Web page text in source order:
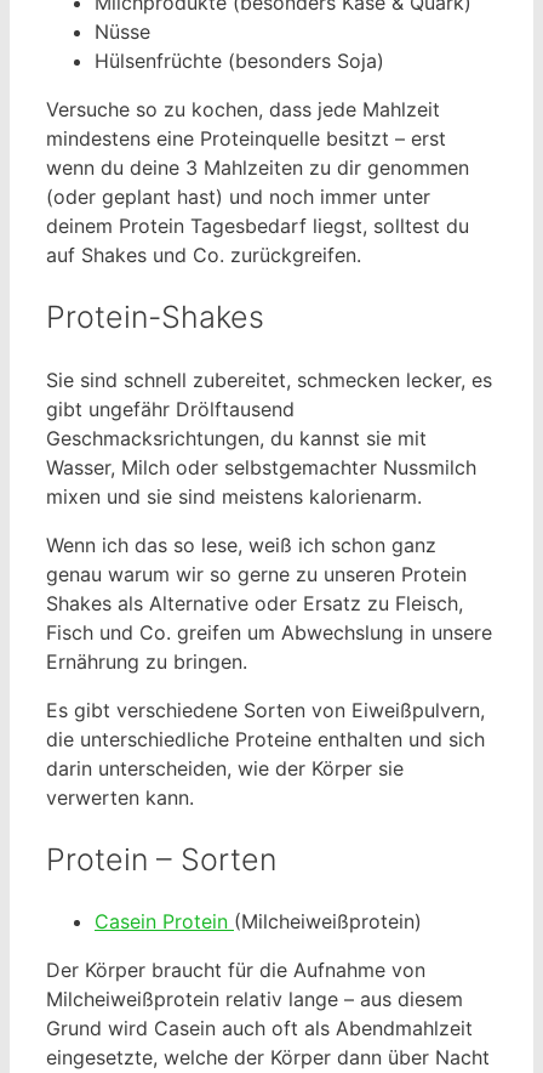
Nüsse
Hülsenfrüchte (besonders Soja)
Versuche so zu kochen, dass jede Mahlzeit
mindestens eine Proteinquelle besitzt – erst
wenn du deine 3 Mahlzeiten zu dir genommen
(oder geplant hast) und noch immer unter
deinem Protein Tagesbedarf liegst, solltest du
auf Shakes und Co. zurückgreifen.
Protein-Shakes
Sie sind schnell zubereitet, schmecken lecker, es
gibt ungefähr Drölftausend
Geschmacksrichtungen, du kannst sie mit
Wasser, Milch oder selbstgemachter Nussmilch
mixen und sie sind meistens kalorienarm.
Wenn ich das so lese, weiß ich schon ganz
genau warum wir so gerne zu unseren Protein
Shakes als Alternative oder Ersatz zu Fleisch,
Fisch und Co. greifen um Abwechslung in unsere
Ernährung zu bringen.
Es gibt verschiedene Sorten von Eiweißpulvern,
die unterschiedliche Proteine enthalten und sich
darin unterscheiden, wie der Körper sie
verwerten kann.
Protein – Sorten
Casein Protein (Milcheiweißprotein)
Der Körper braucht für die Aufnahme von
Milcheiweißprotein relativ lange – aus diesem
Grund wird Casein auch oft als Abendmahlzeit
eingesetzte, welche der Körper dann über Nacht